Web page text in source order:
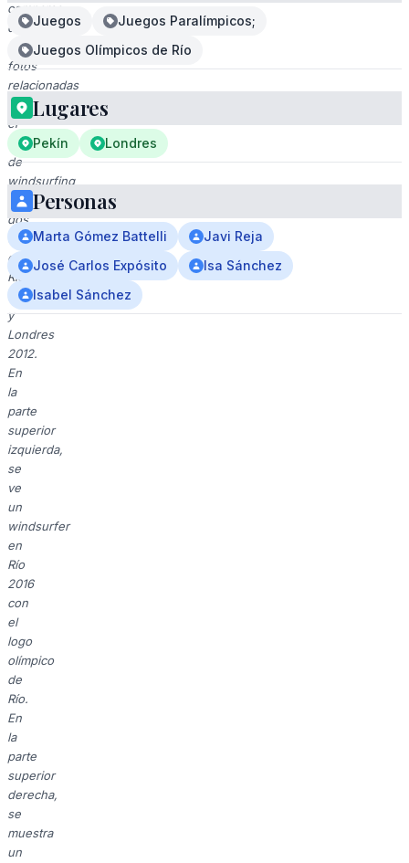
comparsa
de
cuatro
fotos
relacionadas
con
el
deporte
de
windsurfing
en
dos
eventos
olímpicos:
Río
2016
y
Londres
2012.
En
la
parte
superior
izquierda,
se
ve
un
windsurfer
en
Río
2016
con
el
logo
olímpico
de
Río.
En
la
parte
superior
derecha,
se
muestra
un
Juegos
Juegos Paralímpicos;
Juegos Olímpicos de Río
Lugares
Pekín Londres
Personas
Marta Gómez Battelli
Javi Reja
José Carlos Expósito
Isa Sánchez
Isabel Sánchez